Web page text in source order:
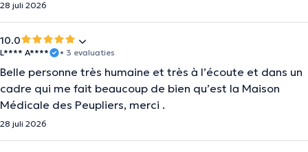
28 juli 2026
10.0
L**** A**** • 3 evaluaties
Belle personne très humaine et très à l’écoute et dans un
cadre qui me fait beaucoup de bien qu’est la Maison
Médicale des Peupliers, merci .
28 juli 2026